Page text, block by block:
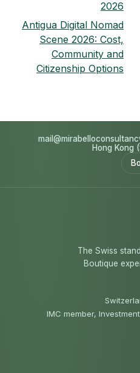
2026
Antigua Digital Nomad
Scene 2026: Cost,
Community and
Citizenship Options
Hong Kong
The Swiss
Boutique
IMC member,